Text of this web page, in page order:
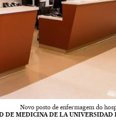
Novo posto de enfermagem do
DE MEDICINA DE LA UNIVERSIDAD